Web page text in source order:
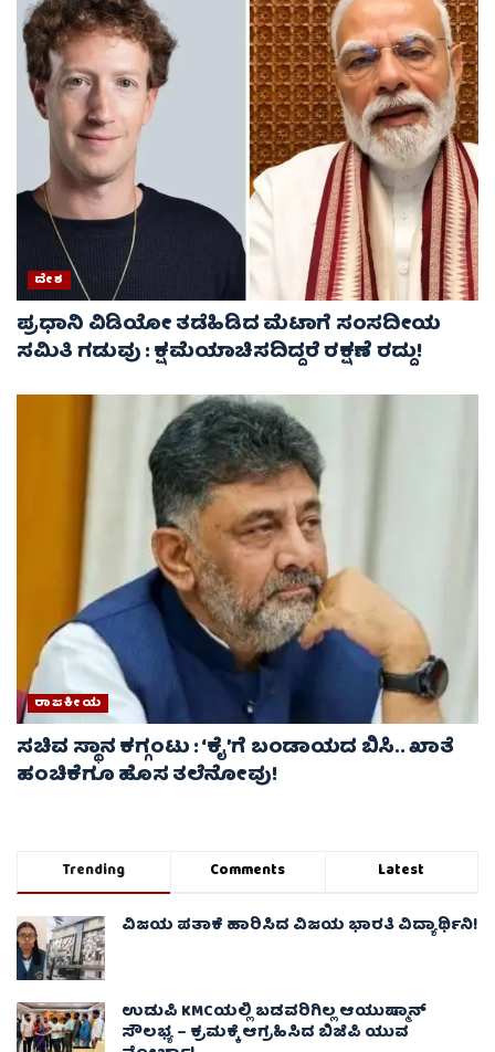
ದೇಶ
ಪ್ರಧಾನಿ ವಿಡಿಯೋ ತಡೆಹಿಡಿದ ಮೆಟಾಗೆ ಸಂಸದೀಯ
ಸಮಿತಿ ಗಡುವು : ಕ್ಷಮೆಯಾಚಿಸದಿದ್ದರೆ ರಕ್ಷಣೆ ರದ್ದು!
ರಾಜಕೀಯ
ಸಚಿವ ಸ್ಥಾನ ಕಗ್ಗಂಟು : ‘ಕೈ’ಗೆ ಬಂಡಾಯದ ಬಿಸಿ.. ಖಾತೆ
ಹಂಚಿಕೆಗೂ ಹೊಸ ತಲೆನೋವು!
Trending Comments Latest
ವಿಜಯ ಪತಾಕೆ ಹಾರಿಸಿದ ವಿಜಯ ಭಾರತಿ ವಿದ್ಯಾರ್ಥಿನಿ!
ಉಡುಪಿ KMCಯಲ್ಲಿ ಬಡವರಿಗಿಲ್ಲ ಆಯುಷ್ಮಾನ್
ಸೌಲಭ್ಯ – ಕ್ರಮಕ್ಕೆ ಆಗ್ರಹಿಸಿದ ಬಿಜೆಪಿ ಯುವ